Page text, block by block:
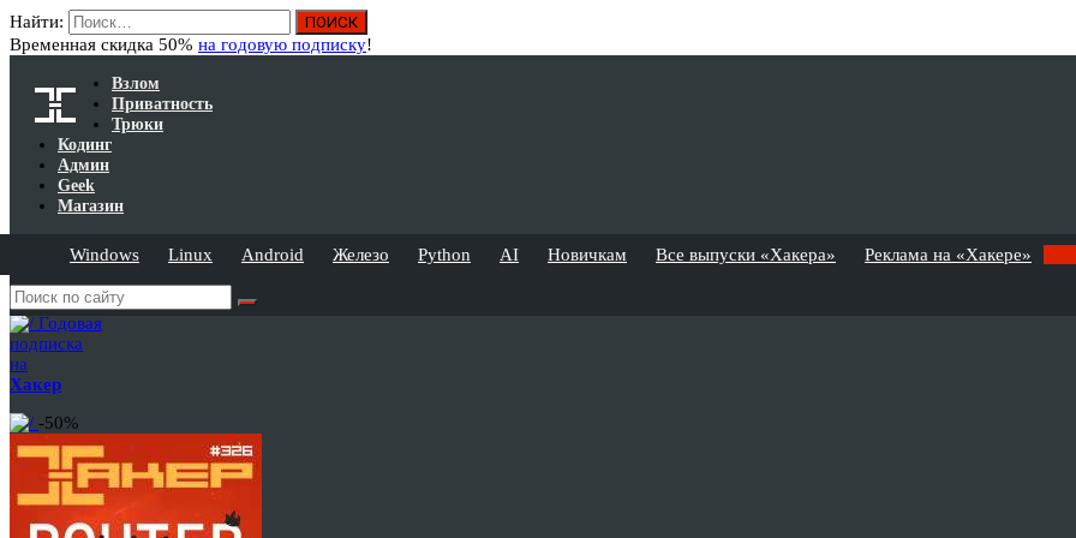
Найти:
Временная скидка 50% на годовую подписку!
Взлом
Приватность
Трюки
Кодинг
Админ
Geek
Магазин
Windows Linux Android Железо Python AI Новичкам Все выпуски «Хакера» Реклама на «Хакере»
Годовая
подписка
на
Хакер
-50%